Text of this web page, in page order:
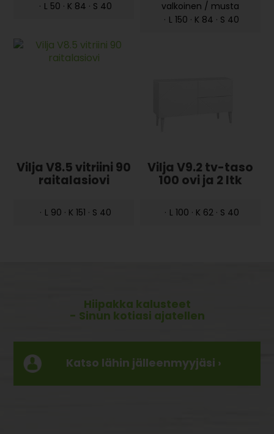
· L 50 · K 84 · S 40
valkoinen / musta
· L 150 · K 84 · S 40
Vilja V8.5 vitriini 90
raitalasiovi
· L 90 · K 151 · S 40
Vilja V9.2 tv-taso
100 ovi ja 2 ltk
· L 100 · K 62 · S 40
Hiipakka kalusteet
- Sinun kotiasi ajatellen
Katso lähin jälleenmyyjäsi ›